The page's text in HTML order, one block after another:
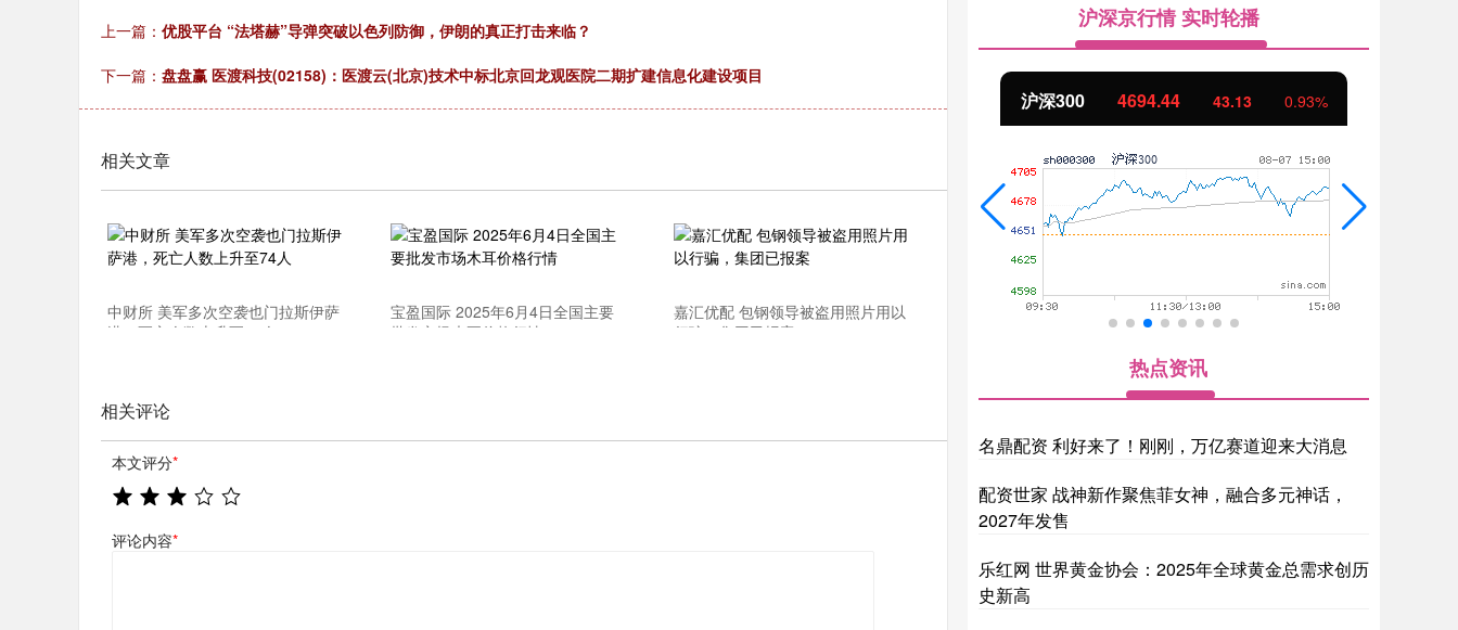
上一篇： 优股平台 “法塔赫”导弹突破以色列防御，伊朗的真正打击来临？
下一篇： 盘盘赢 医渡科技(02158)：医渡云(北京)技术中标北京回龙观医院二期扩建信息化建设项目
相关文章
中财所 美军多次空袭也门拉斯伊萨
港，死亡人数上升至74人
宝盈国际 2025年6月4日全国主要
批发市场木耳价格行情
嘉汇优配 包钢领导被盗用照片用以
行骗，集团已报案
相关评论
本文评分*
评论内容*
沪深京行情 实时轮播
北证50 1134.24 11.37 1.01%
热点资讯
名鼎配资 利好来了！刚刚，万亿赛道迎来大消息
配资世家 战神新作聚焦菲女神，融合多元神话，
2027年发售
乐红网 世界黄金协会：2025年全球黄金总需求创历
史新高